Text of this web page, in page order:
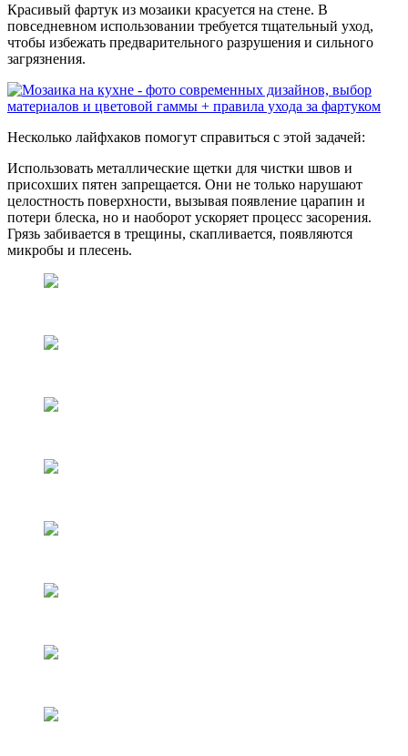
Красивый фартук из мозаики красуется на стене. В
повседневном использовании требуется тщательный уход,
чтобы избежать предварительного разрушения и сильного
загрязнения.
Несколько лайфхаков помогут справиться с этой задачей:
Использовать металлические щетки для чистки швов и
присохших пятен запрещается. Они не только нарушают
целостность поверхности, вызывая появление царапин и
потери блеска, но и наоборот ускоряет процесс засорения.
Грязь забивается в трещины, скапливается, появляются
микробы и плесень.